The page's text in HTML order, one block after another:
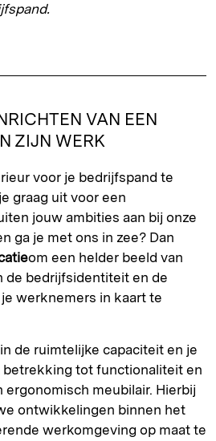
VAN EEN
ZIJN WERK
voor je bedrijfspand te
graag uit voor een
jouw ambities aan bij onze
ga je met ons in zee? Dan
om een helder beeld van
de bedrijfsidentiteit en de
werknemers in kaart te
de ruimtelijke capaciteit en je
tot functionaliteit en
meubilair. Hierbij
ontwikkelingen binnen het
werkomgeving op maat te